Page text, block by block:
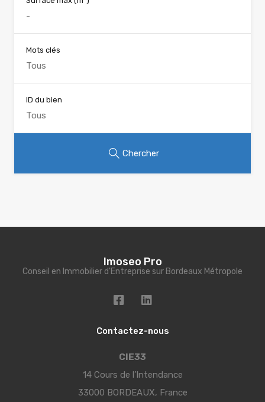
Mots clés
ID du bien
Chercher
Imoseo Pro
Conseil en Immobilier d'Entreprise sur Bordeaux Métropole
Contactez-nous
CIE33
14 Cours de l’Intendance
33000 BORDEAUX, France